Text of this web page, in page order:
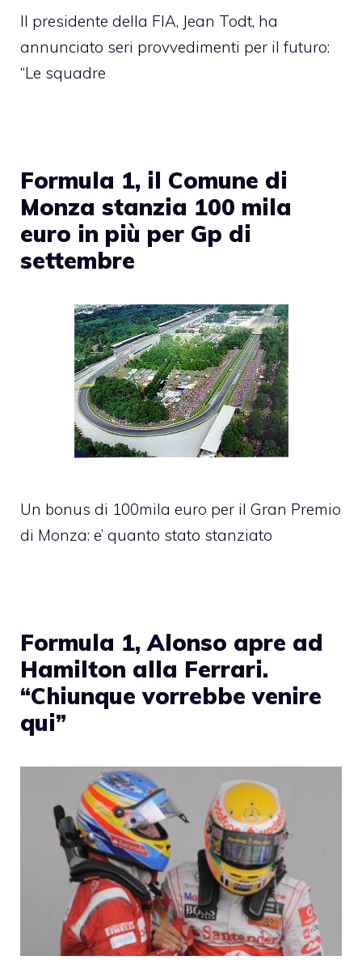
Il presidente della FIA, Jean Todt, ha
annunciato seri provvedimenti per il futuro:
“Le squadre
Formula 1, il Comune di
Monza stanzia 100 mila
euro in più per Gp di
settembre
Un bonus di 100mila euro per il Gran Premio
di Monza: e’ quanto stato stanziato
Formula 1, Alonso apre ad
Hamilton alla Ferrari.
“Chiunque vorrebbe venire
qui”